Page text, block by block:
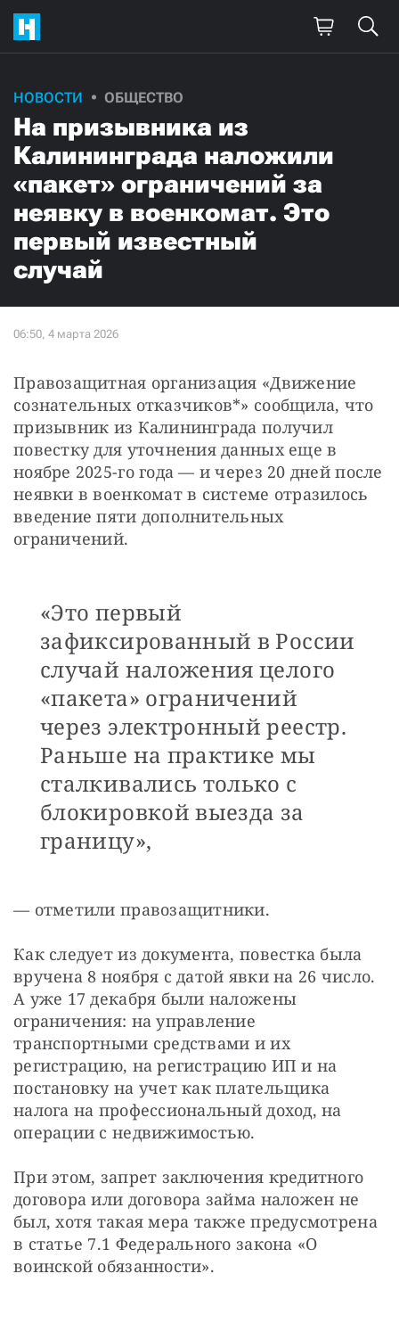
НОВОСТИ ОБЩЕСТВО
На призывника из
Калининграда наложили
«пакет» ограничений за
неявку в военкомат. Это
первый известный
случай
Правозащитная организация «Движение
сознательных отказчиков*» сообщила, что
призывник из Калининграда получил
повестку для уточнения данных еще в
ноябре 2025-го года — и через 20 дней после
неявки в военкомат в системе отразилось
введение пяти дополнительных
ограничений.
«Это первый
зафиксированный в России
случай наложения целого
«пакета» ограничений
через электронный реестр.
Раньше на практике мы
сталкивались только с
блокировкой выезда за
границу»,
— отметили правозащитники.
Как следует из документа, повестка была
вручена 8 ноября с датой явки на 26 число.
А уже 17 декабря были наложены
ограничения: на управление
транспортными средствами и их
регистрацию, на регистрацию ИП и на
постановку на учет как плательщика
налога на профессиональный доход, на
операции с недвижимостью.
При этом, запрет заключения кредитного
договора или договора займа наложен не
был, хотя такая мера также предусмотрена
в статье 7.1 Федерального закона «О
воинской обязанности».